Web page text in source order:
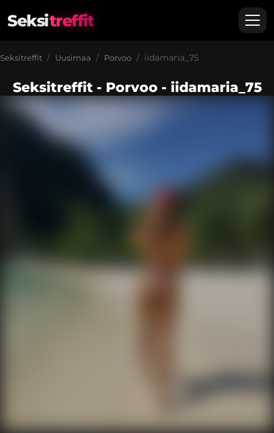
Seksitreffit
Seksitreffit Uusimaa Porvoo iidamaria_75
Seksitreffit - Porvoo - iidamaria_75